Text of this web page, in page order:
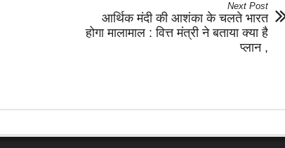
Next Post
आर्थिक मंदी की आशंका के चलते भारत
होगा मालामाल : वित्त मंत्री ने बताया क्या है
प्लान ,